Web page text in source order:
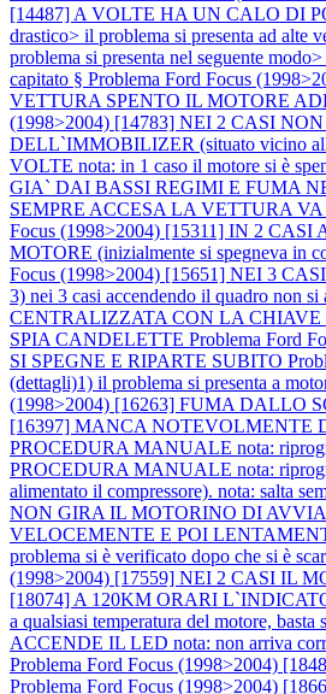
[14487] A VOLTE HA UN CALO DI
drastico> il problema si presenta ad
problema si presenta nel seguente
capitato § Problema Ford Focus
VETTURA SPENTO IL MOTORE
(1998>2004) [14783] NEI 2 CASI
DELL`IMMOBILIZER (situato vicino
VOLTE nota: in 1 caso il motore si è
GIA` DAI BASSI REGIMI E FUMA
SEMPRE ACCESA LA VETTURA VA
Focus (1998>2004) [15311] IN 2
MOTORE (inizialmente si spegneva in
Focus (1998>2004) [15651] NEI 3
3) nei 3 casi accendendo il quadro non si
CENTRALIZZATA CON LA CHIAVE
SPIA CANDELETTE Problema Ford
SI SPEGNE E RIPARTE SUBITO
(dettagli)1) il problema si presenta a
(1998>2004) [16263] FUMA DALLO
[16397] MANCA NOTEVOLMENTE
PROCEDURA MANUALE nota:
PROCEDURA MANUALE nota:
alimentato il compressore). nota: salta
NON GIRA IL MOTORINO DI
VELOCEMENTE E POI
problema si è verificato dopo che si è
(1998>2004) [17559] NEI 2 CASI IL
[18074] A 120KM ORARI
a qualsiasi temperatura del motore, basta
ACCENDE IL LED nota: non arriva
Problema Ford Focus (1998>2004)
Problema Ford Focus (1998>2004)